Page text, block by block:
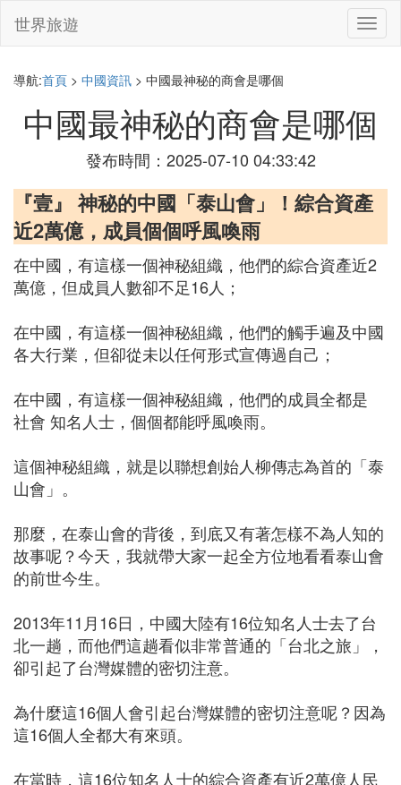
切
換
世界旅遊
導航:首頁 > 中國資訊 > 中國最神秘的商會是哪個
中國最神秘的商會是哪個
發布時間：2025-07-10 04:33:42
『壹』 神秘的中國「泰山會」！綜合資產
近2萬億，成員個個呼風喚雨
在中國，有這樣一個神秘組織，他們的綜合資產近2
萬億，但成員人數卻不足16人；
在中國，有這樣一個神秘組織，他們的觸手遍及中國
各大行業，但卻從未以任何形式宣傳過自己；
在中國，有這樣一個神秘組織，他們的成員全都是
社會 知名人士，個個都能呼風喚雨。
這個神秘組織，就是以聯想創始人柳傳志為首的「泰
山會」。
那麼，在泰山會的背後，到底又有著怎樣不為人知的
故事呢？今天，我就帶大家一起全方位地看看泰山會
的前世今生。
2013年11月16日，中國大陸有16位知名人士去了台
北一趟，而他們這趟看似非常普通的「台北之旅」，
卻引起了台灣媒體的密切注意。
為什麼這16個人會引起台灣媒體的密切注意呢？因為
這16個人全都大有來頭。
在當時，這16位知名人士的綜合資產有近2萬億人民